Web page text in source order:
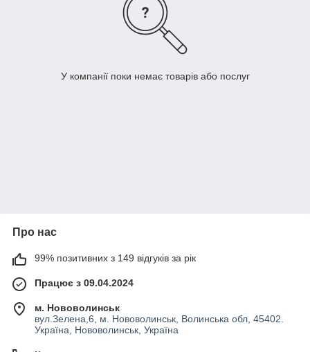
У компанії поки немає товарів або послуг
Про нас
99% позитивних з 149 відгуків за рік
Працює з 09.04.2024
м. Нововолинськ
вул.Зелена,6, м. Нововолинськ, Волинська обл, 45402.
Україна, Нововолинськ, Україна